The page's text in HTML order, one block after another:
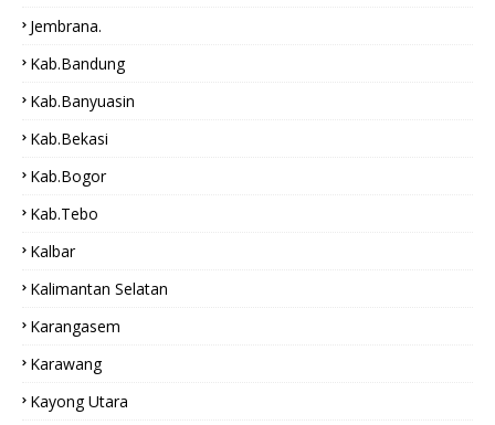
Jembrana.
Kab.bandung
Kab.Banyuasin
Kab.bekasi
Kab.Bogor
Kab.tebo
Kalbar
Kalimantan Selatan
Karangasem
Karawang
Kayong Utara